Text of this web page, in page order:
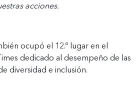
acciones.
ocupó el 12.º lugar en el
dedicado al desempeño de las
diversidad e inclusión.